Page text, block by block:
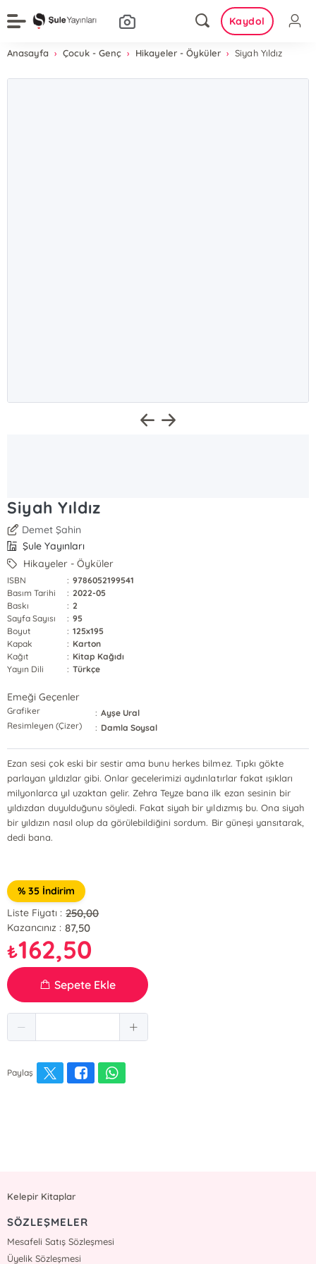
Kaydol
Anasayfa Çocuk - Genç Hikayeler - Öyküler Siyah Yıldız
Siyah Yıldız
Demet Şahin
Şule Yayınları
Hikayeler - Öyküler
ISBN : 9786052199541
Basım Tarihi
: 2022-05
Baskı
: 2
Sayfa Sayısı
: 95
Boyut
: 125x195
Kapak
: Karton
Kağıt
: Kitap Kağıdı
Yayın Dili
: Türkçe
Emeği Geçenler
Grafiker : Ayşe Ural
Resimleyen (Çizer)
: Damla Soysal
Ezan sesi çok eski bir sestir ama bunu herkes bilmez. Tıpkı gökte
parlayan yıldızlar gibi. Onlar gecelerimizi aydınlatırlar fakat ışıkları
milyonlarca yıl uzaktan gelir. Zehra Teyze bana ilk ezan sesinin bir
yıldızdan duyulduğunu söyledi. Fakat siyah bir yıldızmış bu. Ona siyah
bir yıldızın nasıl olup da görülebildiğini sordum. Bir güneşi yansıtarak,
dedi bana.
% 35 İndirim
Liste Fiyatı : 250,00
Kazancınız : 87,50
₺162,50
Sepete Ekle
Paylaş
Kelepir Kitaplar
SÖZLEŞMELER
Mesafeli Satış Sözleşmesi
Üyelik Sözleşmesi